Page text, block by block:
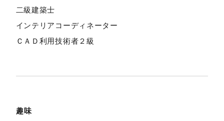
二級建築士
インテリアコーディネーター
ＣＡＤ利用技術者２級
趣味